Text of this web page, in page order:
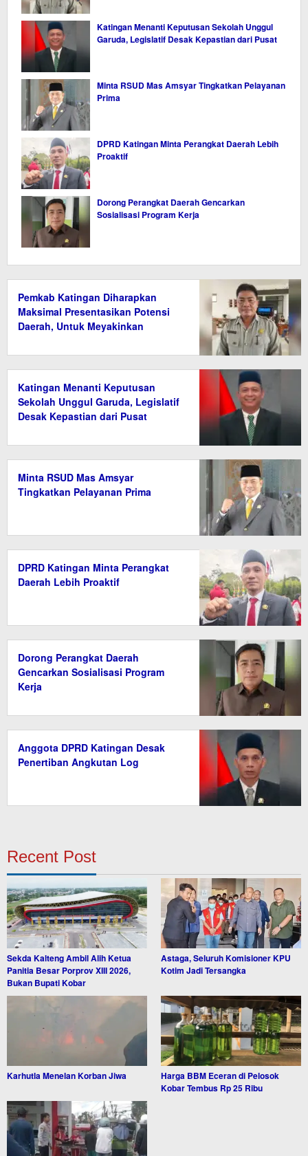
Katingan Menanti Keputusan Sekolah Unggul
Garuda, Legislatif Desak Kepastian dari Pusat
Minta RSUD Mas Amsyar Tingkatkan Pelayanan
Prima
DPRD Katingan Minta Perangkat Daerah Lebih
Proaktif
Dorong Perangkat Daerah Gencarkan
Sosialisasi Program Kerja
Pemkab Katingan Diharapkan
Maksimal Presentasikan Potensi
Daerah, Untuk Meyakinkan
Katingan Menanti Keputusan
Sekolah Unggul Garuda, Legislatif
Desak Kepastian dari Pusat
Minta RSUD Mas Amsyar
Tingkatkan Pelayanan Prima
DPRD Katingan Minta Perangkat
Daerah Lebih Proaktif
Dorong Perangkat Daerah
Gencarkan Sosialisasi Program
Kerja
Anggota DPRD Katingan Desak
Penertiban Angkutan Log
Recent Post
Sekda Kalteng Ambil Alih Ketua
Panitia Besar Porprov XIII 2026,
Bukan Bupati Kobar
Astaga, Seluruh Komisioner KPU
Kotim Jadi Tersangka
Karhutla Menelan Korban Jiwa
Harga BBM Eceran di Pelosok
Kobar Tembus Rp 25 Ribu